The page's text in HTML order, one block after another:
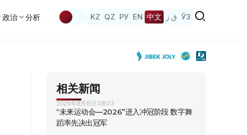
政治 分析 KZ QZ РУ EN 中文 ق ز ЎЗ
相关新闻
2026年8月8日 08:03
“未来运动会—2026”进入冲冠阶段 数字舞
蹈率先决出冠军